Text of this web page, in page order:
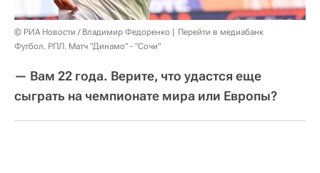
© РИА Новости / Владимир Федоренко
Перейти в медиабанк
Футбол. РПЛ. Матч "Динамо" - "Сочи"
— Вам 22 года. Верите, что удастся еще
сыграть на чемпионате мира или Европы?